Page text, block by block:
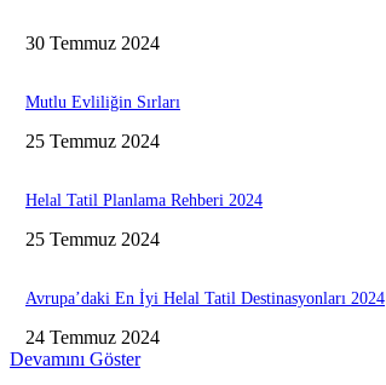
30 Temmuz 2024
Mutlu Evliliğin Sırları
25 Temmuz 2024
Helal Tatil Planlama Rehberi 2024
25 Temmuz 2024
Avrupa’daki En İyi Helal Tatil Destinasyonları 2024
24 Temmuz 2024
Devamını Göster